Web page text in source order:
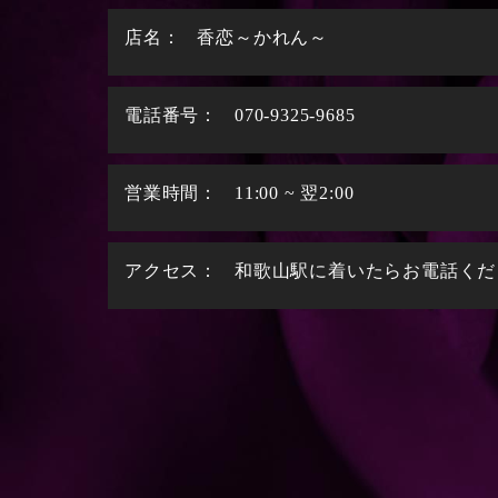
店名： 香恋～かれん～
電話番号： 070-9325-9685
営業時間： 11:00 ~ 翌2:00
アクセス： 和歌山駅に着いたらお電話く